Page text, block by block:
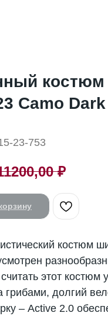
костюм
Camo Dark
23-753
₽
костюм
этот костюм
грибами, долгий
– Active 2.0